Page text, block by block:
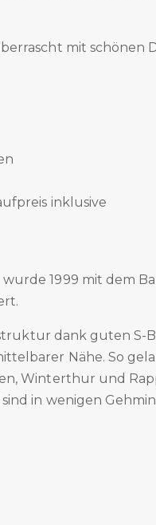
mit schönen
inklusive
1999 mit dem
dank guten S-
Nähe. So
Winterthur und
in wenigen